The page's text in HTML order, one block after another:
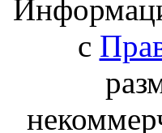
с